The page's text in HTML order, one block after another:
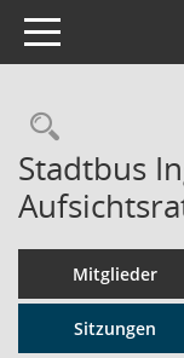
Toggle navigation
Stadtbus
Mitglieder
Sitzungen